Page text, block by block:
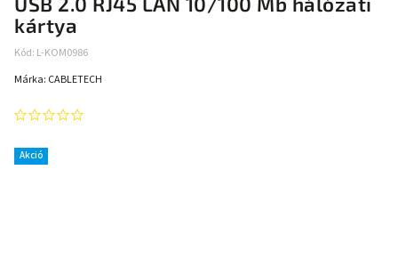
kártya
Kód: L-KOM0986
Akció
Márka: CABLETECH